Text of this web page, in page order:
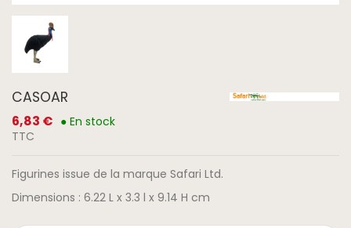
CASOAR
6,83 € ● En stock
TTC
Figurines issue de la marque Safari Ltd.
Dimensions : 6.22 L x 3.3 l x 9.14 H cm